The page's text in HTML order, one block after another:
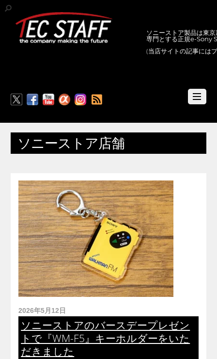
ソニーストア製品は東
専門とする正規e-Sony
(当店サイトの記事には
ソニーストア店舗
2026年5月12日
ソニーストアのバースデープレゼン
トで『WM-F5』キーホルダーをいた
だきました